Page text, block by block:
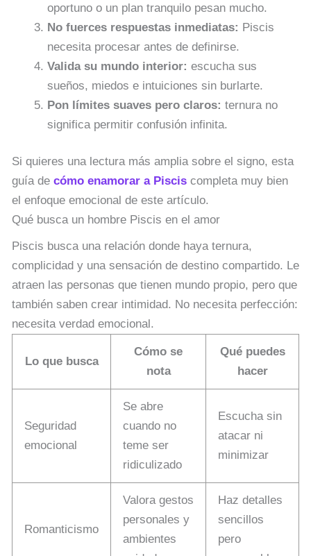
oportuno o un plan tranquilo pesan mucho.
No fuerces respuestas inmediatas: Piscis
necesita procesar antes de definirse.
Valida su mundo interior: escucha sus
sueños, miedos e intuiciones sin burlarte.
Pon límites suaves pero claros: ternura no
significa permitir confusión infinita.
Si quieres una lectura más amplia sobre el signo, esta
guía de cómo enamorar a Piscis completa muy bien
el enfoque emocional de este artículo.
Qué busca un hombre Piscis en el amor
Piscis busca una relación donde haya ternura,
complicidad y una sensación de destino compartido. Le
atraen las personas que tienen mundo propio, pero que
también saben crear intimidad. No necesita perfección:
necesita verdad emocional.
Lo que busca
Cómo se
nota
Qué puedes
hacer
Seguridad
emocional
Se abre
cuando no
teme ser
ridiculizado
Escucha sin
atacar ni
minimizar
Romanticismo
Valora gestos
personales y
ambientes
Haz detalles
sencillos
pero